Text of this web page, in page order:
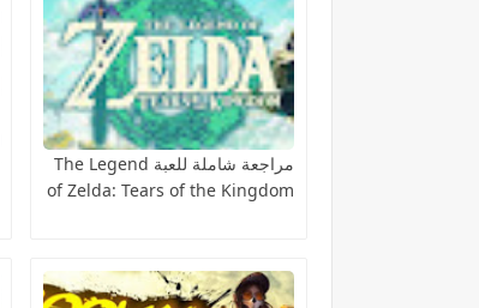
مراجعة شاملة للعبة The Legend
of Zelda: Tears of the Kingdom